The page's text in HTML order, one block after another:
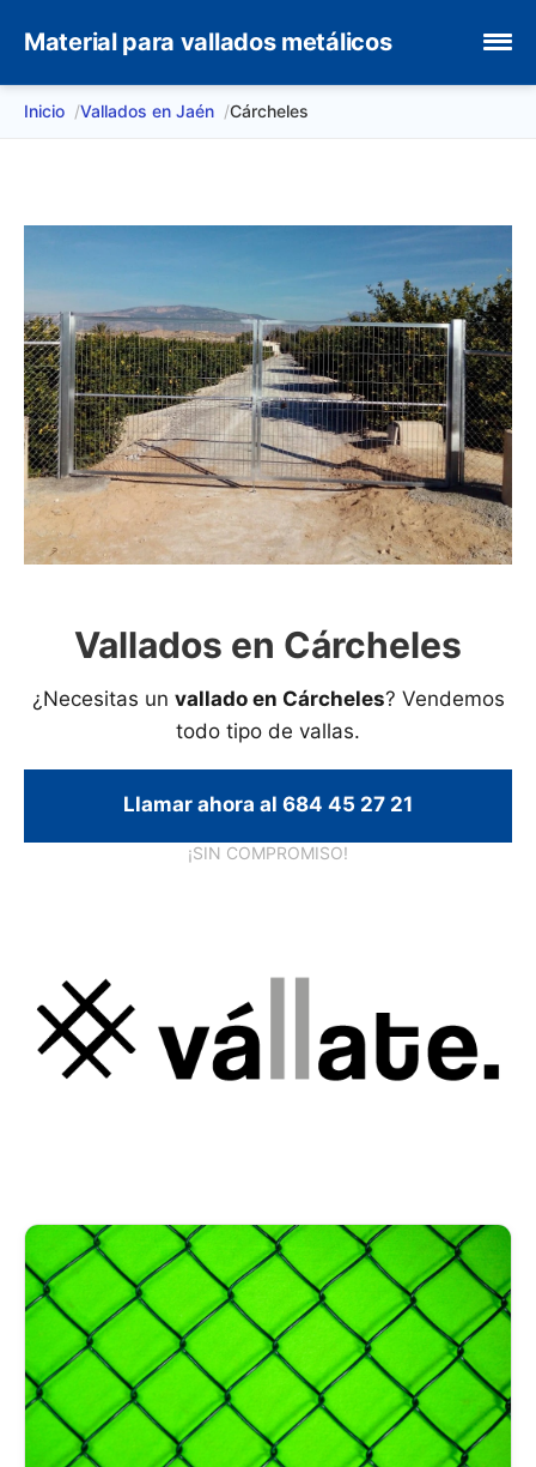
Material para vallados metálicos
Inicio Vallados en Jaén Cárcheles
Vallados en Cárcheles
¿Necesitas un vallado en Cárcheles? Vendemos
todo tipo de vallas.
Llamar ahora al 684 45 27 21
¡SIN COMPROMISO!